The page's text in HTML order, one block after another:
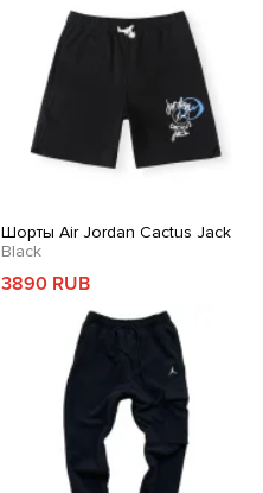
Шорты Air Jordan Cactus Jack
Black
3890 RUB